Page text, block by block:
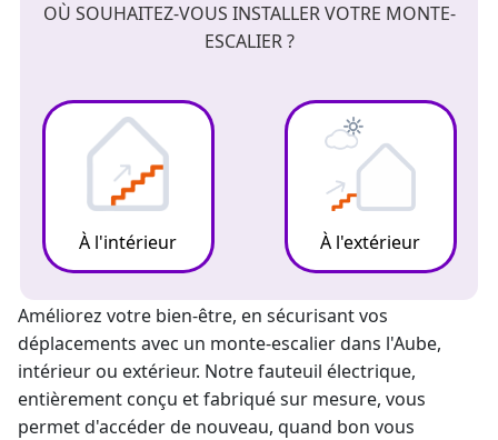
OÙ SOUHAITEZ-VOUS INSTALLER VOTRE MONTE-
ESCALIER ?
À l'intérieur À l'extérieur
Améliorez votre bien-être, en sécurisant vos
déplacements avec un monte-escalierdans l'Aube,
intérieur ou extérieur. Notre fauteuil électrique,
entièrement conçu et fabriqué sur mesure, vous
permet d'accéder de nouveau, quand bon vous